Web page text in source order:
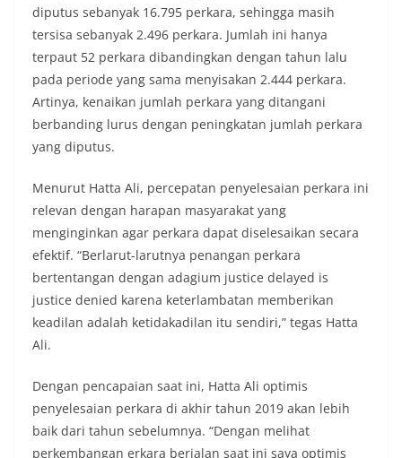
diputus sebanyak 16.795 perkara, sehingga masih
tersisa sebanyak 2.496 perkara. Jumlah ini hanya
terpaut 52 perkara dibandingkan dengan tahun lalu
pada periode yang sama menyisakan 2.444 perkara.
Artinya, kenaikan jumlah perkara yang ditangani
berbanding lurus dengan peningkatan jumlah perkara
yang diputus.
Menurut Hatta Ali, percepatan penyelesaian perkara ini
relevan dengan harapan masyarakat yang
menginginkan agar perkara dapat diselesaikan secara
efektif. “Berlarut-larutnya penangan perkara
bertentangan dengan adagium justice delayed is
justice denied karena keterlambatan memberikan
keadilan adalah ketidakadilan itu sendiri,” tegas Hatta
Ali.
Dengan pencapaian saat ini, Hatta Ali optimis
penyelesaian perkara di akhir tahun 2019 akan lebih
baik dari tahun sebelumnya. “Dengan melihat
perkembangan erkara berjalan saat ini saya optimis